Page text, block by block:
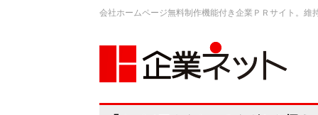
会社ホームページ無料制作機能付き企業ＰＲサイト。